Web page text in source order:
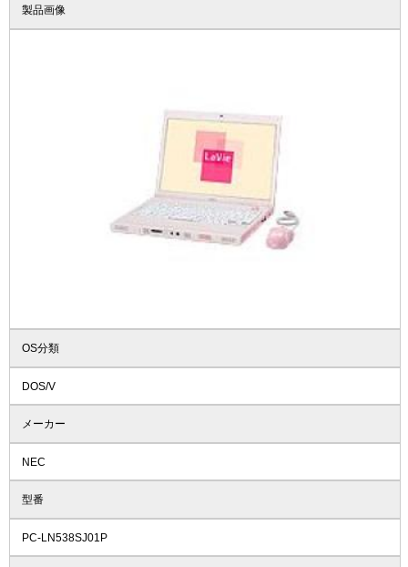
製品画像
OS分類
DOS/V
メーカー
NEC
型番
PC-LN538SJ01P